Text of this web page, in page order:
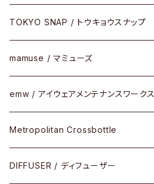
小物
その他
メタルフレーム
コンビフレーム
メガネ
サングラス
その他
TOKYO SNAP / トウキョウスナップ
セルフレーム
メタルフレーム
コンビネーション
mamuse / マミューズ
セル
メタル
コンビ
emw / アイウェアメンテナンスワークス
Metropolitan Crossbottle
30cm×30cm
DIFFUSER / ディフューザー